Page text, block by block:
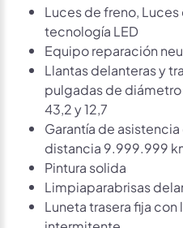
Luces de freno,
tecnología LED
Equipo reparación
Llantas delanteras y
pulgadas de
43,2 y 12,7
Garantía de
distancia 9.999.999
Pintura solida
Limpiaparabrisas
Luneta trasera fija